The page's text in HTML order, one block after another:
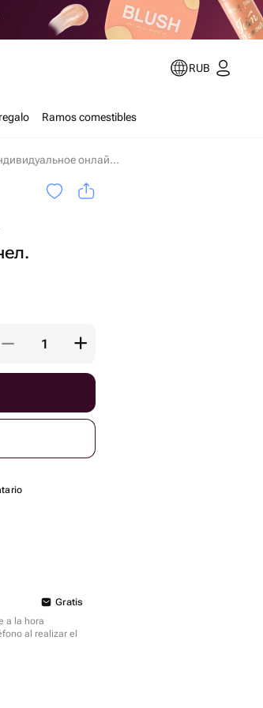
RUB
Ramos comestibles
Подарочный сертификат Индивидуальное онлайн-занятие по хатха-йоге, 1 чел. (1 час) en Moscú
Gratis
a la hora
al realizar el